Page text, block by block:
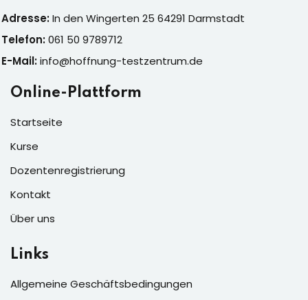
Adresse:In den Wingerten 25 64291 Darmstadt
Telefon:061 50 9789712
E-Mail:info@hoffnung-testzentrum.de
Online-Plattform
Startseite
Kurse
Dozentenregistrierung
Kontakt
Über uns
Links
Allgemeine Geschäftsbedingungen